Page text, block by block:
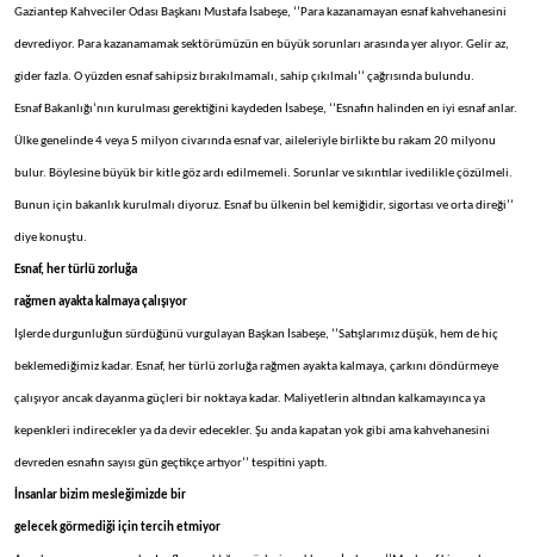
Gaziantep Kahveciler Odası Başkanı Mustafa İsabeşe, ‘’Para kazanamayan esnaf kahvehanesini
devrediyor. Para kazanamamak sektörümüzün en büyük sorunları arasında yer alıyor. Gelir az,
gider fazla. O yüzden esnaf sahipsiz bırakılmamalı, sahip çıkılmalı’’ çağrısında bulundu.
Esnaf Bakanlığı’nın kurulması gerektiğini kaydeden İsabeşe, ‘’Esnafın halinden en iyi esnaf anlar.
Ülke genelinde 4 veya 5 milyon civarında esnaf var, aileleriyle birlikte bu rakam 20 milyonu
bulur. Böylesine büyük bir kitle göz ardı edilmemeli. Sorunlar ve sıkıntılar ivedilikle çözülmeli.
Bunun için bakanlık kurulmalı diyoruz. Esnaf bu ülkenin bel kemiğidir, sigortası ve orta direği’’
diye konuştu.
Esnaf, her türlü zorluğa
rağmen ayakta kalmaya çalışıyor
İşlerde durgunluğun sürdüğünü vurgulayan Başkan İsabeşe, ‘’Satışlarımız düşük, hem de hiç
beklemediğimiz kadar. Esnaf, her türlü zorluğa rağmen ayakta kalmaya, çarkını döndürmeye
çalışıyor ancak dayanma güçleri bir noktaya kadar. Maliyetlerin altından kalkamayınca ya
kepenkleri indirecekler ya da devir edecekler. Şu anda kapatan yok gibi ama kahvehanesini
devreden esnafın sayısı gün geçtikçe artıyor’’ tespitini yaptı.
İnsanlar bizim mesleğimizde bir
gelecek görmediği için tercih etmiyor